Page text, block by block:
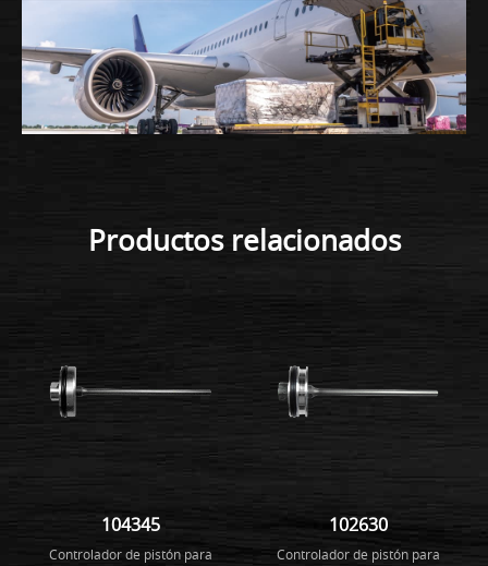
Productos relacionados
104345
Controlador de pistón para
102630
Controlador de pistón para